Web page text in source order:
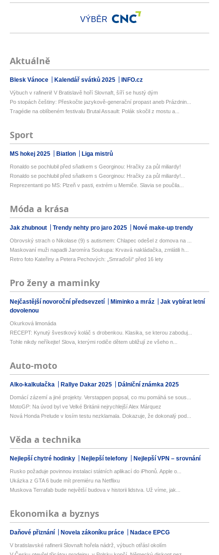
VÝBĚR
Aktuálně
Blesk Vánoce Kalendář svátků 2025 INFO.cz
Výbuch v rafinerii! V Bratislavě hoří Slovnaft, šíří se hustý dým
Po stopách češtiny: Přeskočte jazykově-generační propast aneb Prázdnin...
Tragédie na oblíbeném festivalu Brutal Assault: Polák skočil z mostu a...
Sport
MS hokej 2025 Biatlon Liga mistrů
Ronaldo se pochlubil před sňatkem s Georginou: Hračky za půl miliardy!
Ronaldo se pochlubil před sňatkem s Georginou: Hračky za půl miliardy!...
Reprezentanti po MS: Plzeň v pasti, extrém u Memiče. Slavia se poučila...
Móda a krása
Jak zhubnout Trendy nehty pro jaro 2025 Nové make-up trendy
Obrovský strach o Nikolase (9) s autismem: Chlapec odešel z domova na ...
Maskovaní muži napadli Jaromíra Soukupa: Krvavá nakládačka, zmlátili h...
Retro foto Kateřiny a Petera Pechových: „Smraďoši“ před 16 lety
Pro ženy a maminky
Nejčastější novoroční předsevzetí Miminko a mráz
Jak vybírat letní
dovolenou
Okurková limonáda
RECEPT: Kynutý švestkový koláč s drobenkou. Klasika, se kterou zaboduj...
Tohle nikdy neříkejte! Slova, kterými rodiče dětem ubližují ze všeho n...
Auto-moto
Alko-kalkulačka Rallye Dakar 2025 Dálniční známka 2025
Domácí zázemí a jiné projekty. Verstappen popsal, co mu pomáhá se sous...
MotoGP: Na úvod byl ve Velké Británii nejrychlejší Alex Márquez
Nová Honda Prelude v losím testu nezklamala. Dokazuje, že dokonalý pod...
Věda a technika
Nejlepší chytré hodinky Nejlepší telefony Nejlepší VPN – srovnání
Rusko požaduje povinnou instalaci státních aplikací do iPhonů. Apple o...
Ukázka z GTA 6 bude mít premiéru na Netflixu
Muskova Terrafab bude největší budova v historii lidstva. Už víme, jak...
Ekonomika a byznys
Daňové přiznání Novela zákoníku práce Nadace EPCG
V bratislavské rafinerii Slovnaft hořela nádrž, výbuch otřásl okolím